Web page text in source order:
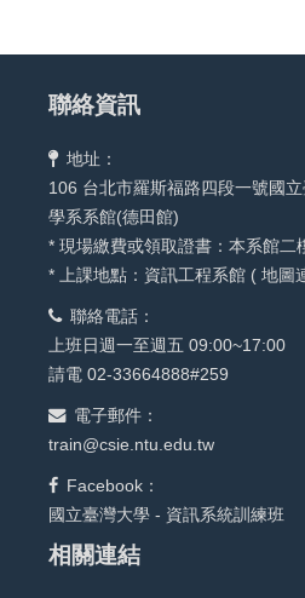
聯絡資訊
地址：
106 台北市羅斯福路四段一號國
學系系館(德田館)
* 現場繳費或領取證書：本系館二
* 上課地點：資訊工程系館 ( 地圖
聯絡電話：
上班日週一至週五 09:00~17:00
請電 02-33664888#259
電子郵件：
train@csie.ntu.edu.tw
Facebook：
國立臺灣大學 - 資訊系統訓練班
相關連結